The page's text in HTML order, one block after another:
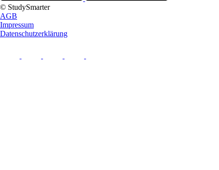
© StudySmarter
AGB
Impressum
Datenschutzerklärung